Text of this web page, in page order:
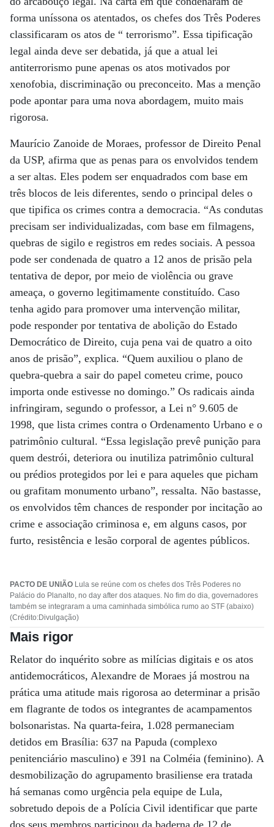
forma uníssona os atentados, os chefes dos Três Poderes
classificaram os atos de “ terrorismo”. Essa tipificação
legal ainda deve ser debatida, já que a atual lei
antiterrorismo pune apenas os atos motivados por
xenofobia, discriminação ou preconceito. Mas a menção
pode apontar para uma nova abordagem, muito mais
rigorosa.
Maurício Zanoide de Moraes, professor de Direito Penal
da USP, afirma que as penas para os envolvidos tendem
a ser altas. Eles podem ser enquadrados com base em
três blocos de leis diferentes, sendo o principal deles o
que tipifica os crimes contra a democracia. “As condutas
precisam ser individualizadas, com base em filmagens,
quebras de sigilo e registros em redes sociais. A pessoa
pode ser condenada de quatro a 12 anos de prisão pela
tentativa de depor, por meio de violência ou grave
ameaça, o governo legitimamente constituído. Caso
tenha agido para promover uma intervenção militar,
pode responder por tentativa de abolição do Estado
Democrático de Direito, cuja pena vai de quatro a oito
anos de prisão”, explica. “Quem auxiliou o plano de
quebra-quebra a sair do papel cometeu crime, pouco
importa onde estivesse no domingo.” Os radicais ainda
infringiram, segundo o professor, a Lei n° 9.605 de
1998, que lista crimes contra o Ordenamento Urbano e o
patrimônio cultural. “Essa legislação prevê punição para
quem destrói, deteriora ou inutiliza patrimônio cultural
ou prédios protegidos por lei e para aqueles que picham
ou grafitam monumento urbano”, ressalta. Não bastasse,
os envolvidos têm chances de responder por incitação ao
crime e associação criminosa e, em alguns casos, por
furto, resistência e lesão corporal de agentes públicos.
PACTO DE UNIÃO Lula se reúne com os chefes dos Três Poderes no
Palácio do Planalto, no day after dos ataques. No fim do dia, governadores
também se integraram a uma caminhada simbólica rumo ao STF (abaixo)
(Crédito:Divulgação)
Mais rigor
Relator do inquérito sobre as milícias digitais e os atos
antidemocráticos, Alexandre de Moraes já mostrou na
prática uma atitude mais rigorosa ao determinar a prisão
em flagrante de todos os integrantes de acampamentos
bolsonaristas. Na quarta-feira, 1.028 permaneciam
detidos em Brasília: 637 na Papuda (complexo
penitenciário masculino) e 391 na Colméia (feminino). A
desmobilização do agrupamento brasiliense era tratada
há semanas como urgência pela equipe de Lula,
sobretudo depois de a Polícia Civil identificar que parte
dos seus membros participou da baderna de 12 de